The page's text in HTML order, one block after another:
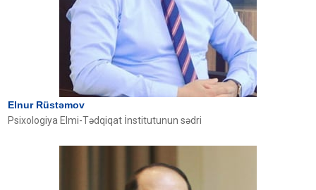
Elnur Rüstəmov
Psixologiya Elmi-Tədqiqat İnstitutunun sədri